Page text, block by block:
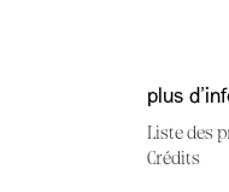
plus
Liste des
Crédits